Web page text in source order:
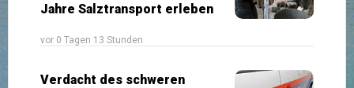
Jahre Salztransport erleben
vor 0 Tagen 13 Stunden
Verdacht des schweren